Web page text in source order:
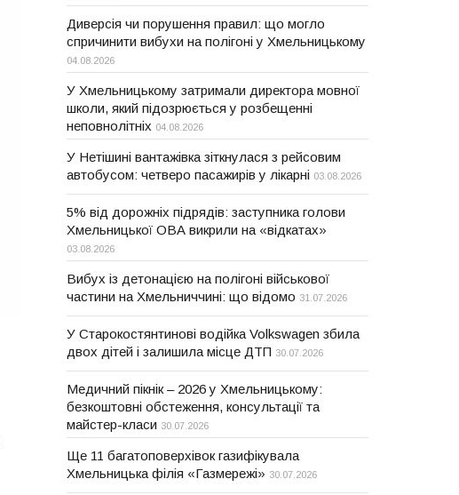
Диверсія чи порушення правил: що могло
спричинити вибухи на полігоні у Хмельницькому
04.08.2026
У Хмельницькому затримали директора мовної
школи, який підозрюється у розбещенні
неповнолітніх 04.08.2026
У Нетішині вантажівка зіткнулася з рейсовим
автобусом: четверо пасажирів у лікарні 03.08.2026
5% від дорожніх підрядів: заступника голови
Хмельницької ОВА викрили на «відкатах»
03.08.2026
Вибух із детонацією на полігоні військової
частини на Хмельниччині: що відомо 31.07.2026
У Старокостянтинові водійка Volkswagen збила
двох дітей і залишила місце ДТП 30.07.2026
Медичний пікнік – 2026 у Хмельницькому:
безкоштовні обстеження, консультації та
майстер-класи 30.07.2026
Ще 11 багатоповерхівок газифікувала
Хмельницька філія «Газмережі» 30.07.2026